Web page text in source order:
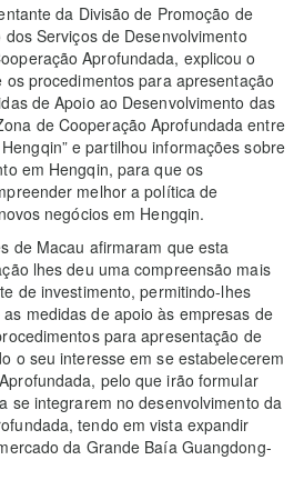
da Divisão de Promoção de
Serviços de Desenvolvimento
Aprofundada, explicou o
procedimentos para apresentação
de Apoio ao Desenvolvimento das
de Cooperação Aprofundada entre
e partilhou informações sobre
em Hengqin, para que os
melhor a política de
negócios em Hengqin.
de Macau afirmaram que esta
lhes deu uma compreensão mais
de investimento, permitindo-lhes
medidas de apoio às empresas de
para apresentação de
o seu interesse em se estabelecerem
pelo que irão formular
se integrarem no desenvolvimento da
tendo em vista expandir
da Grande Baía Guangdong-